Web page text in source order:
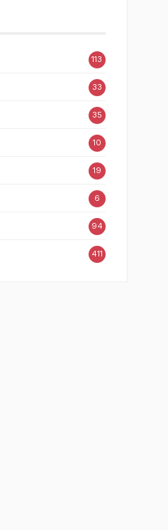
113
33
35
10
19
6
94
411